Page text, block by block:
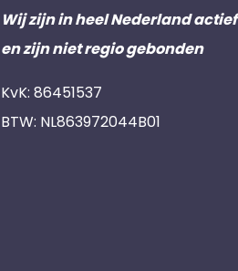
Wij zijn in heel Nederland actief
en zijn niet regio gebonden
KvK: 86451537
BTW: NL863972044B01